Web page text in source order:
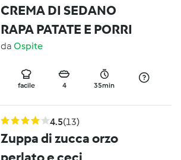
CREMA DI SEDANO
RAPA PATATE E PORRI
da Ospite
facile 4 35min
4.5(13)
Zuppa di zucca orzo